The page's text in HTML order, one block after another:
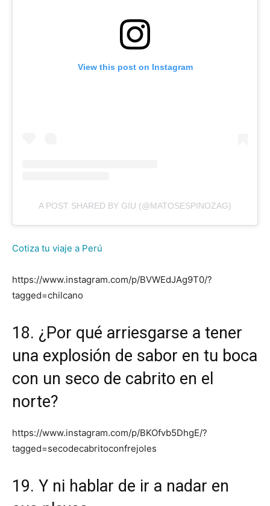
View this post on Instagram
A POST SHARED BY GIU (@MATOSESPINOZAG)
Cotiza tu viaje a Perú
https://www.instagram.com/p/BVWEdJAg9T0/?
tagged=chilcano
18. ¿Por qué arriesgarse a tener
una explosión de sabor en tu boca
con un seco de cabrito en el
norte?
https://www.instagram.com/p/BKOfvb5DhgE/?
tagged=secodecabritoconfrejoles
19. Y ni hablar de ir a nadar en